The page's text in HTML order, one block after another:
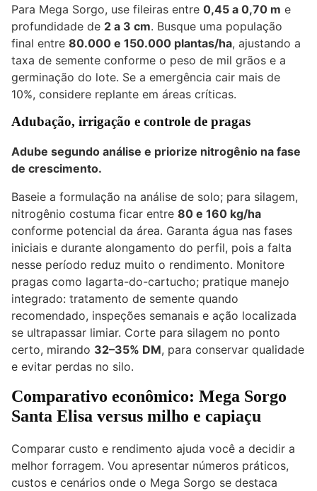
Para Mega Sorgo, use fileiras entre 0,45 a 0,70 m e
profundidade de 2 a 3 cm. Busque uma população
final entre 80.000 e 150.000 plantas/ha, ajustando a
taxa de semente conforme o peso de mil grãos e a
germinação do lote. Se a emergência cair mais de
10%, considere replante em áreas críticas.
Adubação, irrigação e controle de pragas
Adube segundo análise e priorize nitrogênio na fase
de crescimento.
Baseie a formulação na análise de solo; para silagem,
nitrogênio costuma ficar entre 80 e 160 kg/ha
conforme potencial da área. Garanta água nas fases
iniciais e durante alongamento do perfil, pois a falta
nesse período reduz muito o rendimento. Monitore
pragas como lagarta-do-cartucho; pratique manejo
integrado: tratamento de semente quando
recomendado, inspeções semanais e ação localizada
se ultrapassar limiar. Corte para silagem no ponto
certo, mirando 32–35% DM, para conservar qualidade
e evitar perdas no silo.
Comparativo econômico: Mega Sorgo
Santa Elisa versus milho e capiaçu
Comparar custo e rendimento ajuda você a decidir a
melhor forragem. Vou apresentar números práticos,
custos e cenários onde o Mega Sorgo se destaca